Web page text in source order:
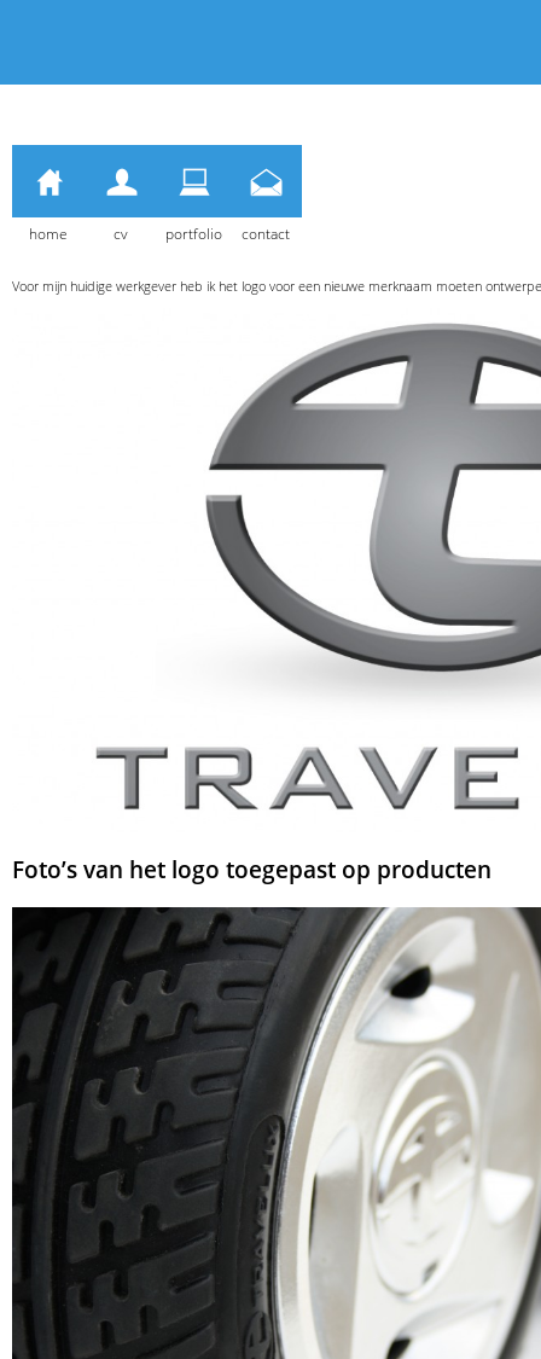
home cv portfolio contact
Voor mijn huidige werkgever heb ik het logo voor een nieuwe merknaam moeten
Foto’s van het logo toegepast op producten